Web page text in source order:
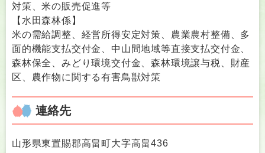
対策、米の販売促進等
【水田森林係】
米の需給調整、経営所得安定対策、農業農村整備、多
面的機能支払交付金、中山間地域等直接支払交付金、
森林保全、みどり環境交付金、森林環境譲与税、財産
区、農作物に関する有害鳥獣対策
連絡先
山形県東置賜郡高畠町大字高畠436